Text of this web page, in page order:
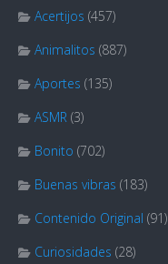
Acertijos (457)
Animalitos (887)
Aportes (135)
ASMR (3)
Bonito (702)
Buenas vibras (183)
Contenido Original (91)
Curiosidades (28)